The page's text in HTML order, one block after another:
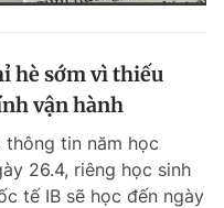
hè sớm vì thiếu
vận hành
thông tin năm học
26.4, riêng học sinh
tế IB sẽ học đến ngày